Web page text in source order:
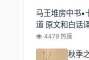
马王堆房中书▪
道 原文和白话
4479 热度
秋季